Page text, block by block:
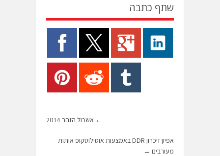
שתף כתבה
← אשכול הזהב 2014
אפיון זיכרון DDR באמצעות אוסילוסקופ אותות
מעורבים →